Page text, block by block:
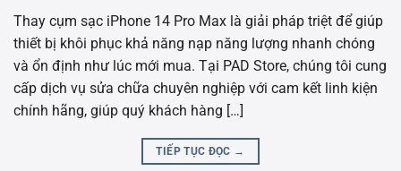
Thay cụm sạc iPhone 14 Pro Max là giải pháp triệt để giúp
thiết bị khôi phục khả năng nạp năng lượng nhanh chóng
và ổn định như lúc mới mua. Tại PAD Store, chúng tôi cung
cấp dịch vụ sửa chữa chuyên nghiệp với cam kết linh kiện
chính hãng, giúp quý khách hàng […]
TIẾP TỤC ĐỌC →